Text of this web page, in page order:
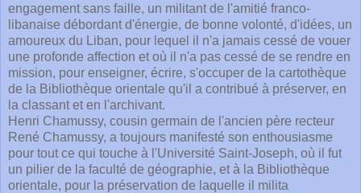
engagement sans faille, un militant de l'amitié franco-
libanaise débordant d'énergie, de bonne volonté, d'idées, un
amoureux du Liban, pour lequel il n'a jamais cessé de vouer
une profonde affection et où il n'a pas cessé de se rendre en
mission, pour enseigner, écrire, s'occuper de la cartothèque
de la Bibliothèque orientale qu'il a contribué à préserver, en
la classant et en l'archivant.
Henri Chamussy, cousin germain de l'ancien père recteur
René Chamussy, a toujours manifesté son enthousiasme
pour tout ce qui touche à l'Université Saint-Joseph, où il fut
un pilier de la faculté de géographie, et à la Bibliothèque
orientale, pour la préservation de laquelle il milita